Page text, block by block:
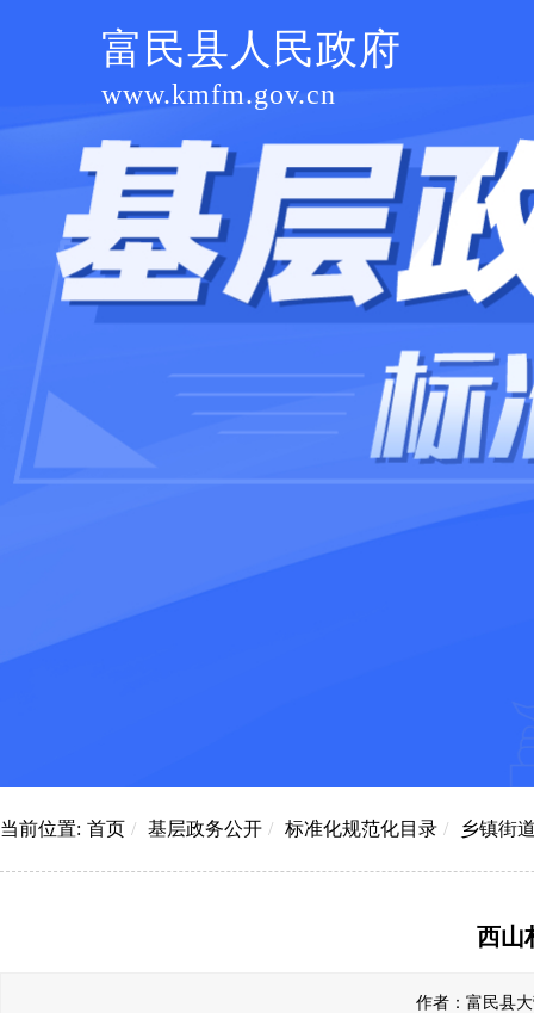
富民县人民政府
www.kmfm.gov.cn
当前位置: 首页 / 基层政务公开 / 标准化规范化目录 / 乡镇街
西山
作者：富民县